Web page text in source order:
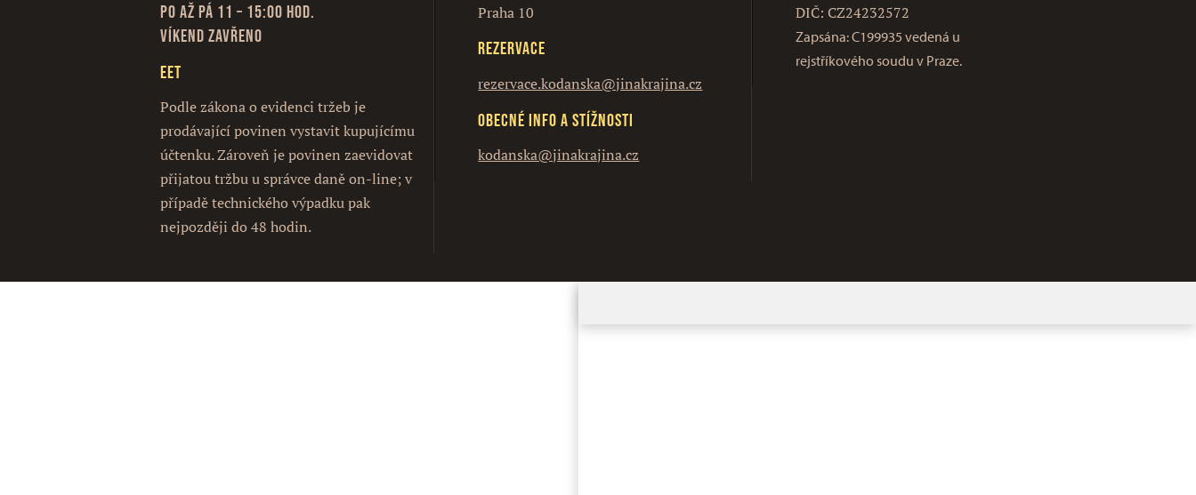
Po až Pá 11 – 15:00 hod.
Víkend zavřeno
EET
Podle zákona o evidenci tržeb je
prodávající povinen vystavit kupujícímu
účtenku. Zároveň je povinen zaevidovat
přijatou tržbu u správce daně on-line; v
případě technického výpadku pak
nejpozději do 48 hodin.
Praha 10
Rezervace
rezervace.kodanska@jinakrajina.cz
Obecné info a stížnosti
kodanska@jinakrajina.cz
DIČ: CZ24232572
Zapsána: C199935 vedená u
rejstříkového soudu v Praze.